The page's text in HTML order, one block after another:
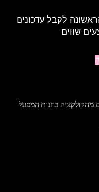
לקבל עדכונים
שווים
מהקולקציה בחנות המפעל